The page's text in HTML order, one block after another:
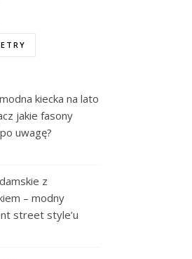
kiecka na lato
jakie fasony
uwagę?
z
– modny
street style’u